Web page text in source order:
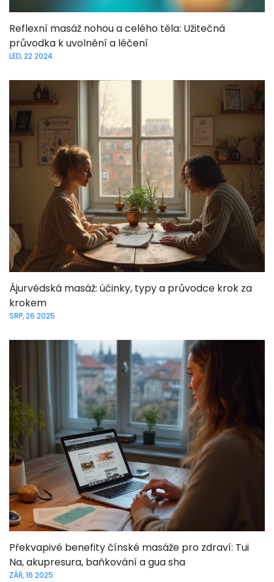
Reflexní masáž nohou a celého těla: Užitečná
průvodka k uvolnění a léčení
LED, 22 2024
Ájurvédská masáž: účinky, typy a průvodce krok za
krokem
SRP, 26 2025
Překvapivé benefity čínské masáže pro zdraví: Tui
Na, akupresura, baňkování a gua sha
ZÁŘ, 16 2025